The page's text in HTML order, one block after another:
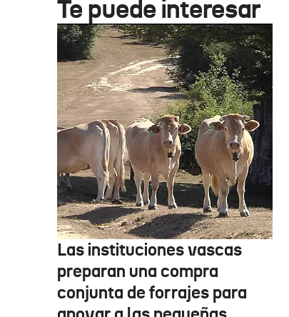
Te puede interesar
Las instituciones vascas
preparan una compra
conjunta de forrajes para